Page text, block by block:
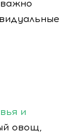
и
овощ,